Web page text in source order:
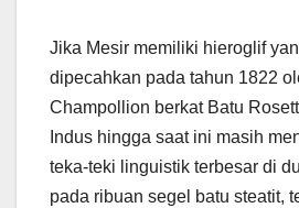
Jika Mesir memiliki hieroglif
dipecahkan pada tahun 1822
Champollion berkat Batu
Indus hingga saat ini masih
teka-teki linguistik terbesar di
pada ribuan segel batu steatit,